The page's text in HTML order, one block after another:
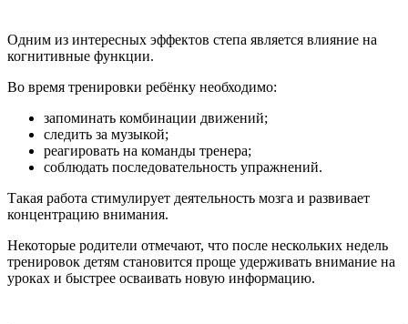
Одним из интересных эффектов степа является влияние на
когнитивные функции.
Во время тренировки ребёнку необходимо:
запоминать комбинации движений;
следить за музыкой;
реагировать на команды тренера;
соблюдать последовательность упражнений.
Такая работа стимулирует деятельность мозга и развивает
концентрацию внимания.
Некоторые родители отмечают, что после нескольких недель
тренировок детям становится проще удерживать внимание на
уроках и быстрее осваивать новую информацию.